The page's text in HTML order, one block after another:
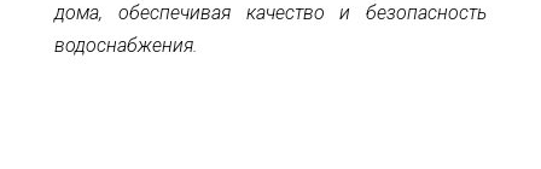
дома, обеспечивая качество и безопасность
водоснабжения.